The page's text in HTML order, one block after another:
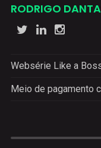
RODRIGO
Websérie Like a
Meio de pagamento